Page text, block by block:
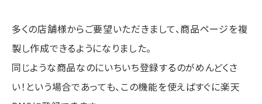
多くの店舗様からご要望いただきまして、商品ページを複
製し作成できるようになりました。
同じような商品なのにいちいち登録するのがめんどくさ
い！という場合であっても、この機能を使えばすぐに楽天